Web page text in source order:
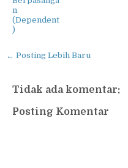
n
(Dependent
)
← Posting Lebih Baru
Tidak ada komentar:
Posting Komentar